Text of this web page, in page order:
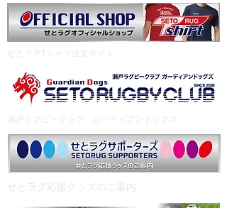
ご遠慮ください。 グラウンド
サイドで見学される方も椅子
の利用・飲食はご遠慮くださ
い。 #事務局
​せとラグTシャツ注文サイト
瀬戸ラグビークラブ ガーディアンドッグズ
​せとラグ応援グッズのご案内